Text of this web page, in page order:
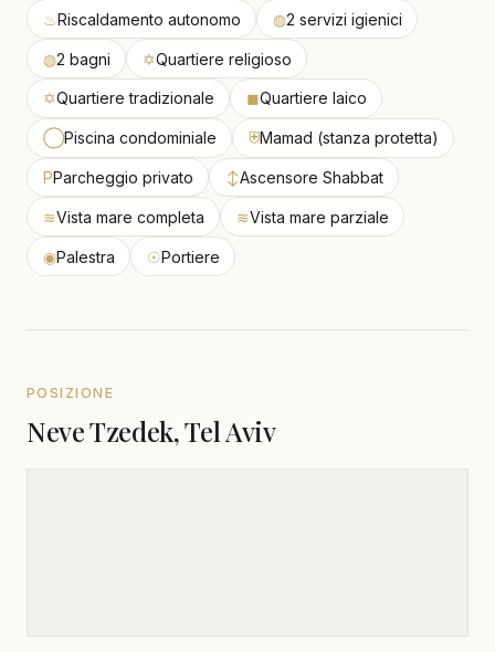
♨Riscaldamento autonomo ◍2 servizi igienici
◍2 bagni ✡Quartiere religioso
✡Quartiere tradizionale ◼Quartiere laico
◯Piscina condominiale ⛨Mamad (stanza protetta)
PParcheggio privato ↕Ascensore Shabbat
≋Vista mare completa ≋Vista mare parziale
◉Palestra ☉Portiere
POSIZIONE
Neve Tzedek, Tel Aviv